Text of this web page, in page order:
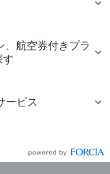
、航空券付きプラ
す
ービス